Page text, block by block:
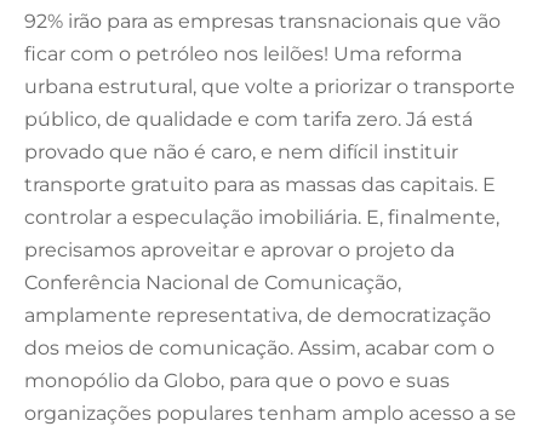
92% irão para as empresas transnacionais que vão
ficar com o petróleo nos leilões! Uma reforma
urbana estrutural, que volte a priorizar o transporte
público, de qualidade e com tarifa zero. Já está
provado que não é caro, e nem difícil instituir
transporte gratuito para as massas das capitais. E
controlar a especulação imobiliária. E, finalmente,
precisamos aproveitar e aprovar o projeto da
Conferência Nacional de Comunicação,
amplamente representativa, de democratização
dos meios de comunicação. Assim, acabar com o
monopólio da Globo, para que o povo e suas
organizações populares tenham amplo acesso a se